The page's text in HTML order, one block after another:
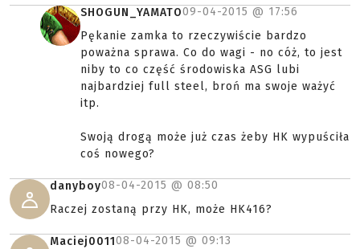
SHOGUN_YAMATO09-04-2015 @ 17:56
Pękanie zamka to rzeczywiście bardzo
poważna sprawa. Co do wagi - no cóż, to jest
niby to co część środowiska ASG lubi
najbardziej full steel, broń ma swoje ważyć
itp.
Swoją drogą może już czas żeby HK wypuściła
coś nowego?
danyboy08-04-2015 @ 08:50
Raczej zostaną przy HK, może HK416?
Maciej001108-04-2015 @ 09:13